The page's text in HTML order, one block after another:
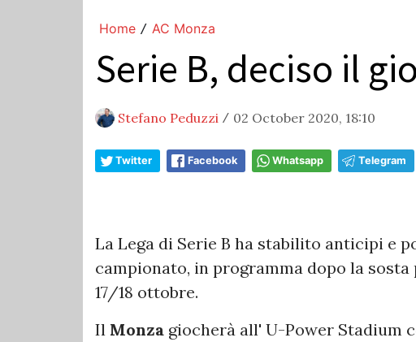
Home / AC Monza
Serie B, deciso il
Stefano Peduzzi / 02 October 2020, 18:10
Twitter Facebook Whatsapp Telegram
La Lega di Serie B ha stabilito anticipi e
campionato, in programma dopo la
17/18 ottobre.
Il Monza giocherà all' U-Power Stadium